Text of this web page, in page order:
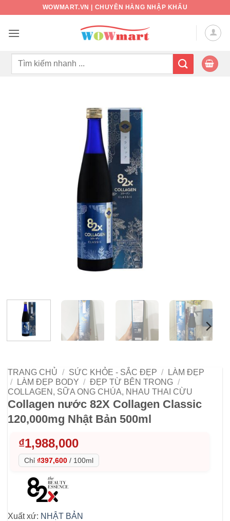
nội
WOWMART.VN | CHUYÊN HÀNG NHẬP KHẨU
Tìm
TRANG CHỦ / SỨC KHỎE - SẮC ĐẸP /
LÀM ĐẸP
/
LÀM ĐẸP BODY / ĐẸP TỪ BÊN TRONG /
COLLAGEN, SỮA ONG CHÚA, NHAU THAI CỪU
Collagen nước 82X Collagen Classic
120,000mg Nhật Bản 500ml
₫1,988,000
Chỉ ₫397,600 / 100ml
Xuất xứ: NHẬT BẢN